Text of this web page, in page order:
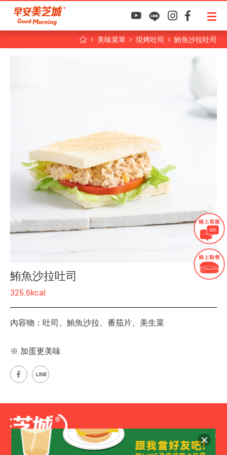
美味菜單 現烤吐司 鮪魚沙拉吐司
鮪魚沙拉吐司
325.6kcal
內容物：吐司、鮪魚沙拉、番茄片、美生菜
※ 加蛋更美味
台南市安平工業區新平路7-1號
網站地圖